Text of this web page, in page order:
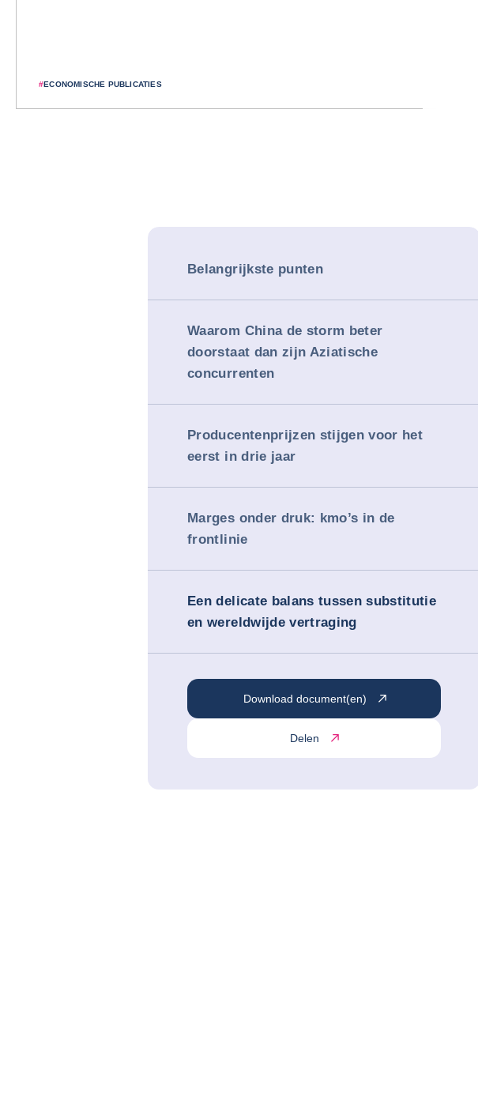
#ECONOMISCHE PUBLICATIES
Belangrijkste punten
Waarom China de storm beter
doorstaat dan zijn Aziatische
concurrenten
Producentenprijzen stijgen voor het
eerst in drie jaar
Marges onder druk: kmo’s in de
frontlinie
Een delicate balans tussen substitutie
en wereldwijde vertraging
Download document(en)
Delen